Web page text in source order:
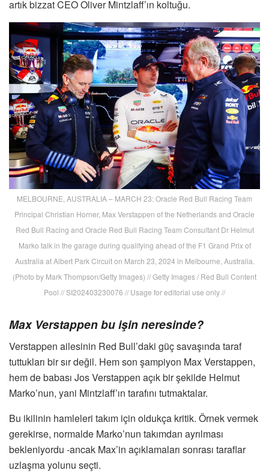
artık bizzat CEO Oliver Mintzlaff’ın koltuğu.
MELBOURNE, AUSTRALIA – MARCH 23: Oracle Red Bull Racing Team
Principal Christian Horner, Max Verstappen of the Netherlands and Oracle
Red Bull Racing and Oracle Red Bull Racing Team Consultant Dr Helmut
Marko talk in the garage during qualifying ahead of the F1 Grand Prix of
Australia at Albert Park Circuit on March 23, 2024 in Melbourne, Australia.
(Photo by Mark Thompson/Getty Images) // Getty Images / Red Bull Content
Pool // SI202403230076 // Usage for editorial use only //
Max Verstappen bu işin neresinde?
Verstappen ailesinin Red Bull’daki güç savaşında taraf
tuttukları bir sır değil. Hem son şampiyon Max Verstappen,
hem de babası Jos Verstappen açık bir şekilde Helmut
Marko’nun, yani Mintzlaff’ın tarafını tutmaktalar.
Bu ikilinin hamleleri takım için oldukça kritik. Örnek vermek
gerekirse, normalde Marko’nun takımdan ayrılması
bekleniyordu -ancak Max’in açıklamaları sonrası taraflar
uzlaşma yolunu seçti.